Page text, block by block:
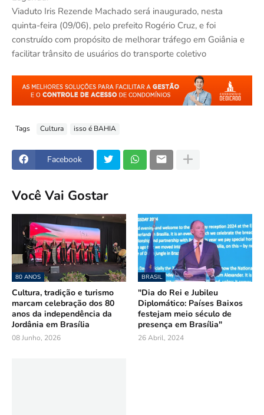
Viaduto Iris Rezende Machado será inaugurado, nesta
quinta-feira (09/06), pelo prefeito Rogério Cruz, e foi
construído com propósito de melhorar tráfego em Goiânia e
facilitar trânsito de usuários do transporte coletivo
Tags Cultura isso é BAHIA
Facebook
Você Vai Gostar
80 ANOS
Cultura, tradição e turismo
marcam celebração dos 80
anos da independência da
Jordânia em Brasília
08 Junho, 2026
BRASIL
"Dia do Rei e Jubileu
Diplomático: Países Baixos
festejam meio século de
presença em Brasília"
26 Abril, 2024